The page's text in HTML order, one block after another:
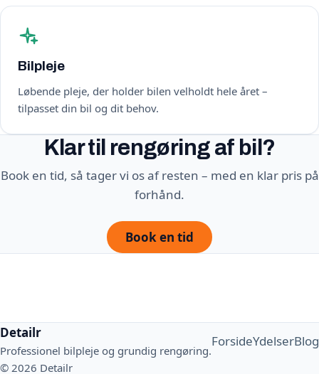
Bilpleje
Løbende pleje, der holder bilen velholdt hele året –
tilpasset din bil og dit behov.
Klar til rengøring af bil?
Book en tid, så tager vi os af resten – med en klar pris på
forhånd.
Book en tid
Detailr
Professionel bilpleje og grundig rengøring.
ForsideYdelserBlog
© 2026 Detailr